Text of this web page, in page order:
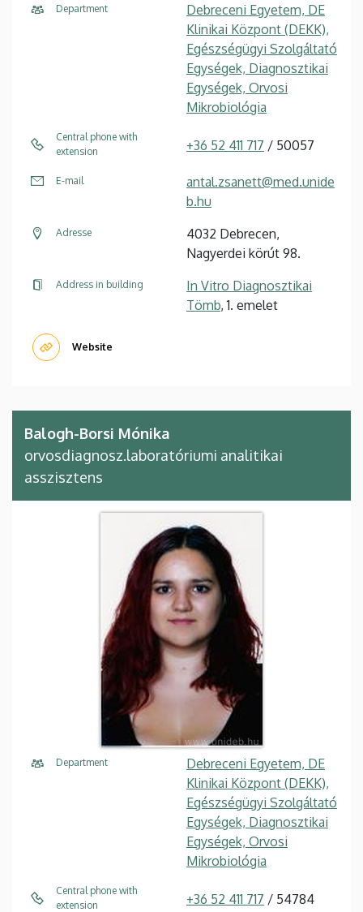
Department
Debreceni Egyetem, DE
Klinikai Központ (DEKK),
Egészségügyi Szolgáltató
Egységek, Diagnosztikai
Egységek, Orvosi
Mikrobiológia
Central phone with
extension
+36 52 411 717 / 50057
E-mail
antal.zsanett@med.unide
b.hu
Adresse
4032 Debrecen,
Nagyerdei körút 98.
Address in building
In Vitro Diagnosztikai
Tömb, 1. emelet
Website
Balogh-Borsi Mónika
orvosdiagnosz.laboratóriumi analitikai
asszisztens
Department
Debreceni Egyetem, DE
Klinikai Központ (DEKK),
Egészségügyi Szolgáltató
Egységek, Diagnosztikai
Egységek, Orvosi
Mikrobiológia
Central phone with
extension
+36 52 411 717 / 54784